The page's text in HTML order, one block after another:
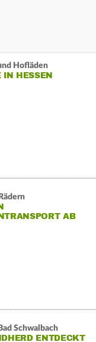
Hofläden
IN HESSEN
AB
Schwalbach
ENTDECKT